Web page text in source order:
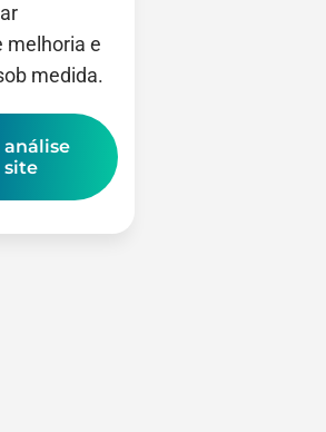
melhoria e
medida.
análise
site